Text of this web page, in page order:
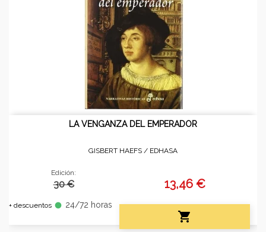
LA VENGANZA DEL EMPERADOR
GISBERT HAEFS / EDHASA
Edición:
30 €
+ descuentos fiber_manual_record 24/72 horas
13,46 €
